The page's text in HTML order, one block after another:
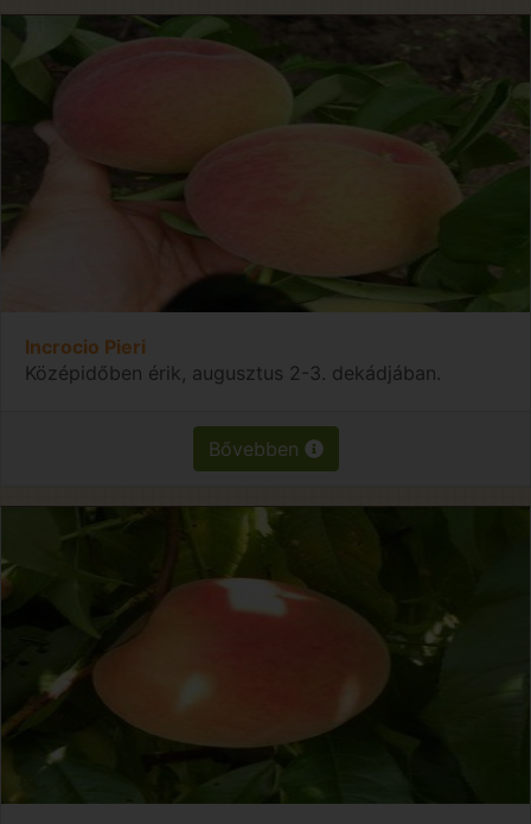
Incrocio Pieri
Középidőben érik, augusztus 2-3. dekádjában.
Bővebben